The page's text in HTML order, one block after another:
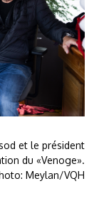
et le président
du «Venoge».
Meylan/VQH